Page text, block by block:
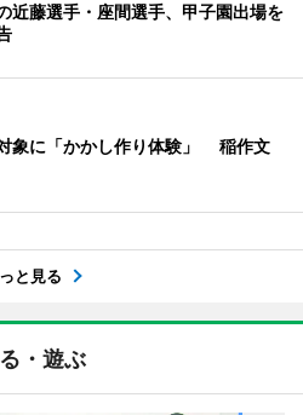
近藤選手・座間選手、甲子園出場を
象に「かかし作り体験」 稲作文
と見る
・遊ぶ